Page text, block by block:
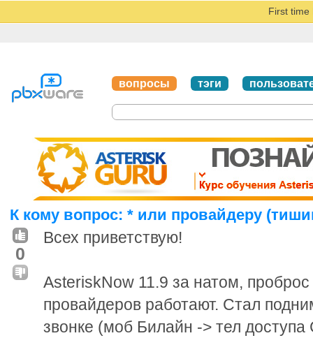
First time
вопросы тэги
К кому вопрос: * или провайдеру
0
Всех приветствую!
AsteriskNow 11.9 за натом, проброс
провайдеров работают. Стал
звонке (моб Билайн -> тел